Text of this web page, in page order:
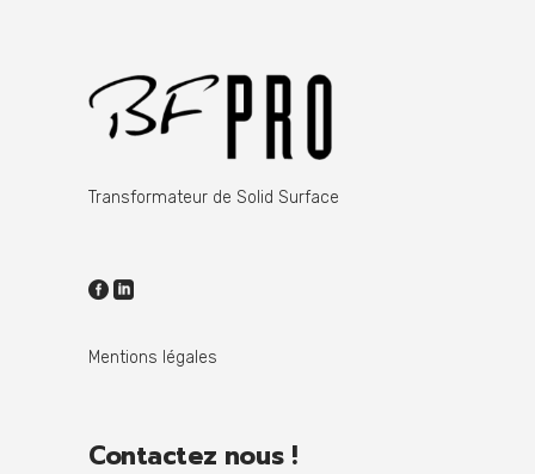
Transformateur de Solid Surface
Mentions légales
Contactez nous !